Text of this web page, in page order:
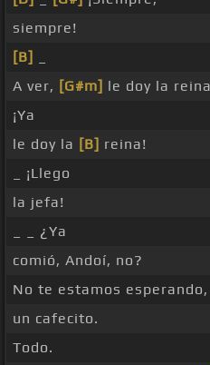
siempre!
[B]
A ver, [G#m] le doy la
¡Ya
le doy la [B] reina!
_ ¡Llego
la jefa!
_ _ ¿Ya
comió, Andoí, no?
No te estamos
un cafecito.
Todo.